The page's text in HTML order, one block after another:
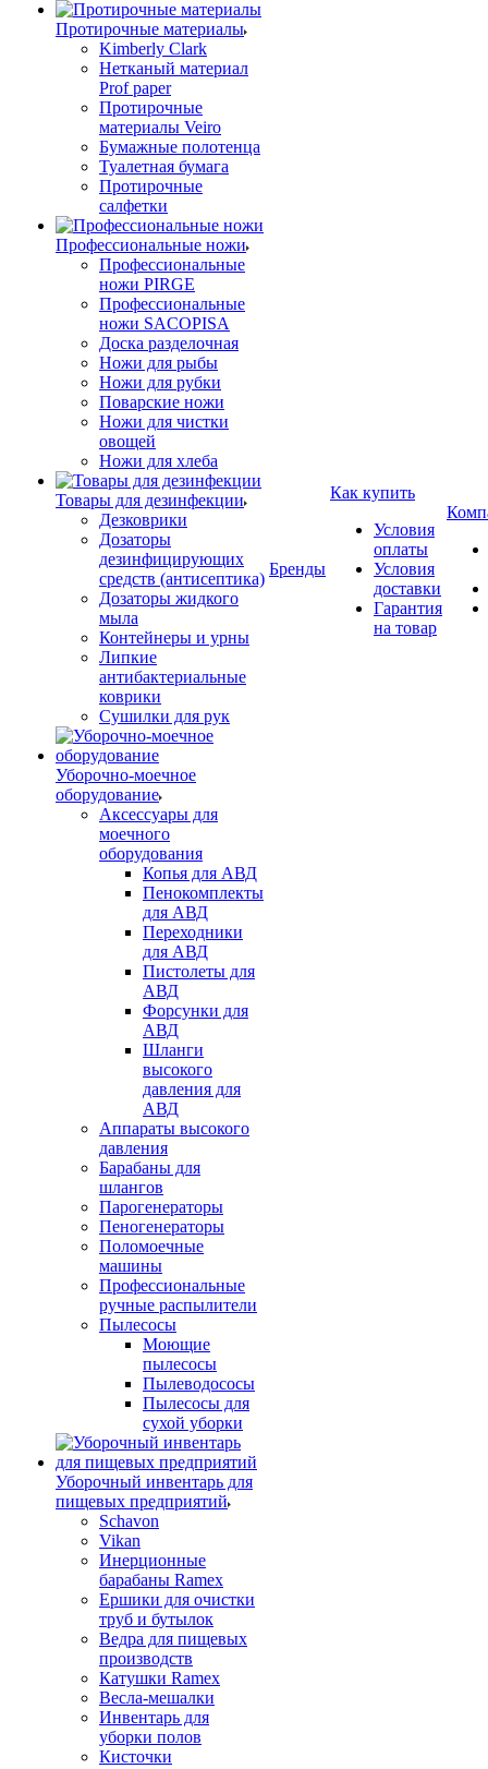
Протирочные материалы
Kimberly Clark
Нетканый материал
Prof paper
Протирочные
материалы Veiro
Бумажные полотенца
Туалетная бумага
Протирочные
салфетки
Профессиональные ножи
Профессиональные
ножи PIRGE
Профессиональные
ножи SACOPISA
Доска разделочная
Ножи для рыбы
Ножи для рубки
Поварские ножи
Ножи для чистки
овощей
Ножи для хлеба
Товары для дезинфекции
Дезковрики
Дозаторы
дезинфицирующих
средств (антисептика)
Дозаторы жидкого
мыла
Контейнеры и урны
Липкие
антибактериальные
коврики
Сушилки для рук
Уборочно-моечное
оборудование
Аксессуары для
моечного
оборудования
Копья для АВД
Пенокомплекты
для АВД
Переходники
для АВД
Пистолеты для
АВД
Форсунки для
АВД
Шланги
высокого
давления для
АВД
Аппараты высокого
давления
Барабаны для
шлангов
Парогенераторы
Пеногенераторы
Поломоечные
машины
Профессиональные
ручные распылители
Пылесосы
Моющие
пылесосы
Пылеводососы
Пылесосы для
сухой уборки
Уборочный инвентарь для
пищевых предприятий
Schavon
Vikan
Инерционные
барабаны Ramex
Ершики для очистки
труб и бутылок
Ведра для пищевых
производств
Катушки Ramex
Весла-мешалки
Инвентарь для
уборки полов
Кисточки
Бренды
Как купить
Условия
оплаты
Условия
доставки
Гарантия
на товар